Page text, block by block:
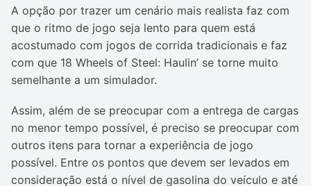
A opção por trazer um cenário mais realista faz com
que o ritmo de jogo seja lento para quem está
acostumado com jogos de corrida tradicionais e faz
com que 18 Wheels of Steel: Haulin’ se torne muito
semelhante a um simulador.
Assim, além de se preocupar com a entrega de cargas
no menor tempo possível, é preciso se preocupar com
outros itens para tornar a experiência de jogo
possível. Entre os pontos que devem ser levados em
consideração está o nível de gasolina do veículo e até